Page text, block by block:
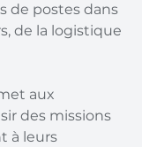
de postes dans
de la logistique
aux
des missions
à leurs